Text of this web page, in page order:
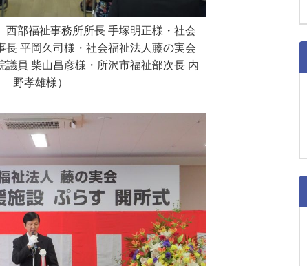
部福祉事務所所長 手塚明正様・社会
長 平岡久司様・社会福祉法人藤の実会
議員 柴山昌彦様・所沢市福祉部次長 内
野孝雄様）